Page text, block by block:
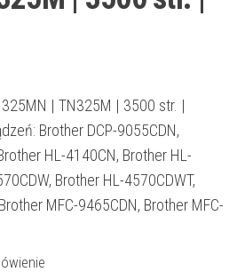
| TN325M | 3500 str. |
Brother DCP-9055CDN,
HL-4140CN, Brother HL-
Brother HL-4570CDWT,
MFC-9465CDN, Brother MFC-